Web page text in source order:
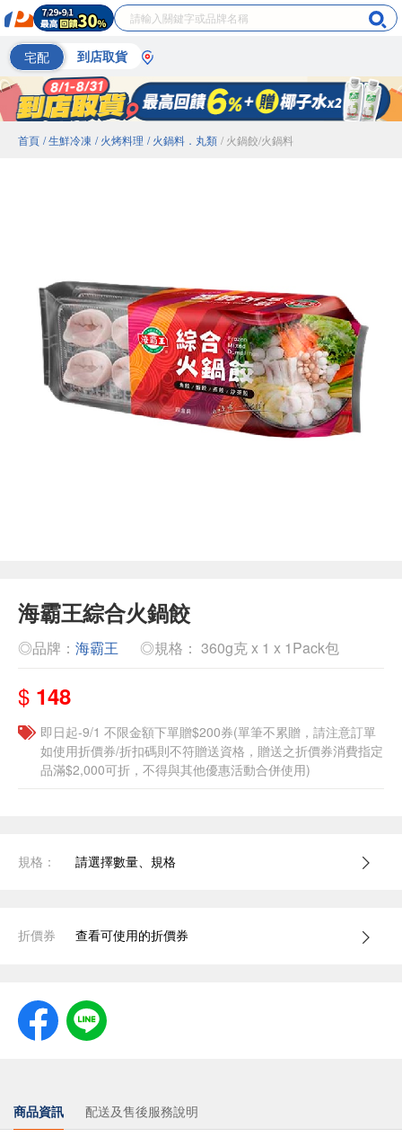
宅配 到店取貨
首頁 / 生鮮冷凍 / 火烤料理 / 火鍋料．丸類 / 火鍋餃/火鍋料
海霸王綜合火鍋餃
◎品牌： 海霸王 ◎規格： 360g克 x 1 x 1Pack包
$ 148
即日起-9/1 不限金額下單贈$200券(單筆不累贈，請注意訂單
如使用折價券/折扣碼則不符贈送資格，贈送之折價券消費指定
品滿$2,000可折，不得與其他優惠活動合併使用)
規格： 請選擇數量、規格
折價券 查看可使用的折價券
商品資訊 配送及售後服務說明